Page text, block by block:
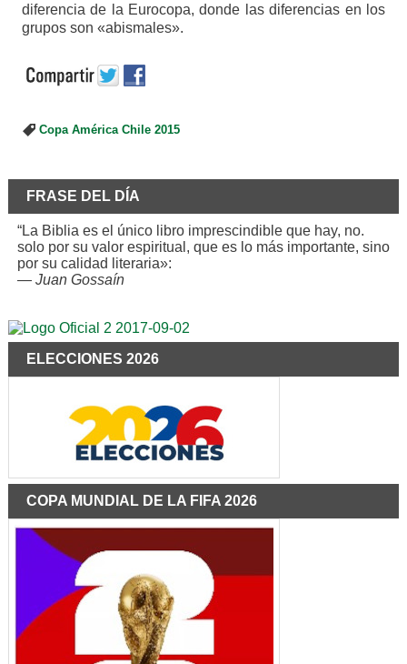
diferencia de la Eurocopa, donde las diferencias en los
grupos son «abismales».
Copa América Chile 2015
FRASE DEL DÍA
“La Biblia es el único libro imprescindible que hay, no.
solo por su valor espiritual, que es lo más importante, sino
por su calidad literaria»:
— Juan Gossaín
ELECCIONES 2026
COPA MUNDIAL DE LA FIFA 2026